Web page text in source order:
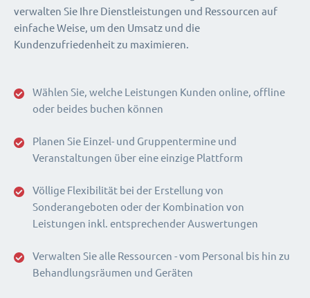
Wählen Sie, welche Leistungen Kunden online, offline
oder beides buchen können
Planen Sie Einzel- und Gruppentermine und
Veranstaltungen über eine einzige Plattform
Völlige Flexibilität bei der Erstellung von
Sonderangeboten oder der Kombination von
Leistungen inkl. entsprechender Auswertungen
Verwalten Sie alle Ressourcen - vom Personal bis hin zu
Behandlungsräumen und Geräten
verwalten Sie Ihre Dienstleistungen und Ressourcen auf
einfache Weise, um den Umsatz und die
Kundenzufriedenheit zu maximieren.